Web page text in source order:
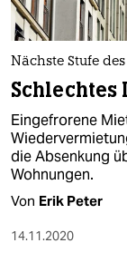
Nächste Stufe
Schlechtes
Eingefrorene
die Absenkung
Wohnungen.
Von Erik Peter
14.11.2020